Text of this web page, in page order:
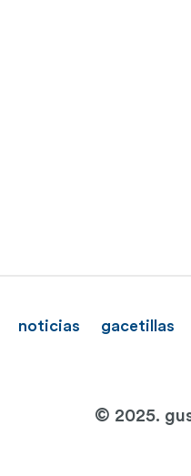
noticias gacetillas
© 2025.